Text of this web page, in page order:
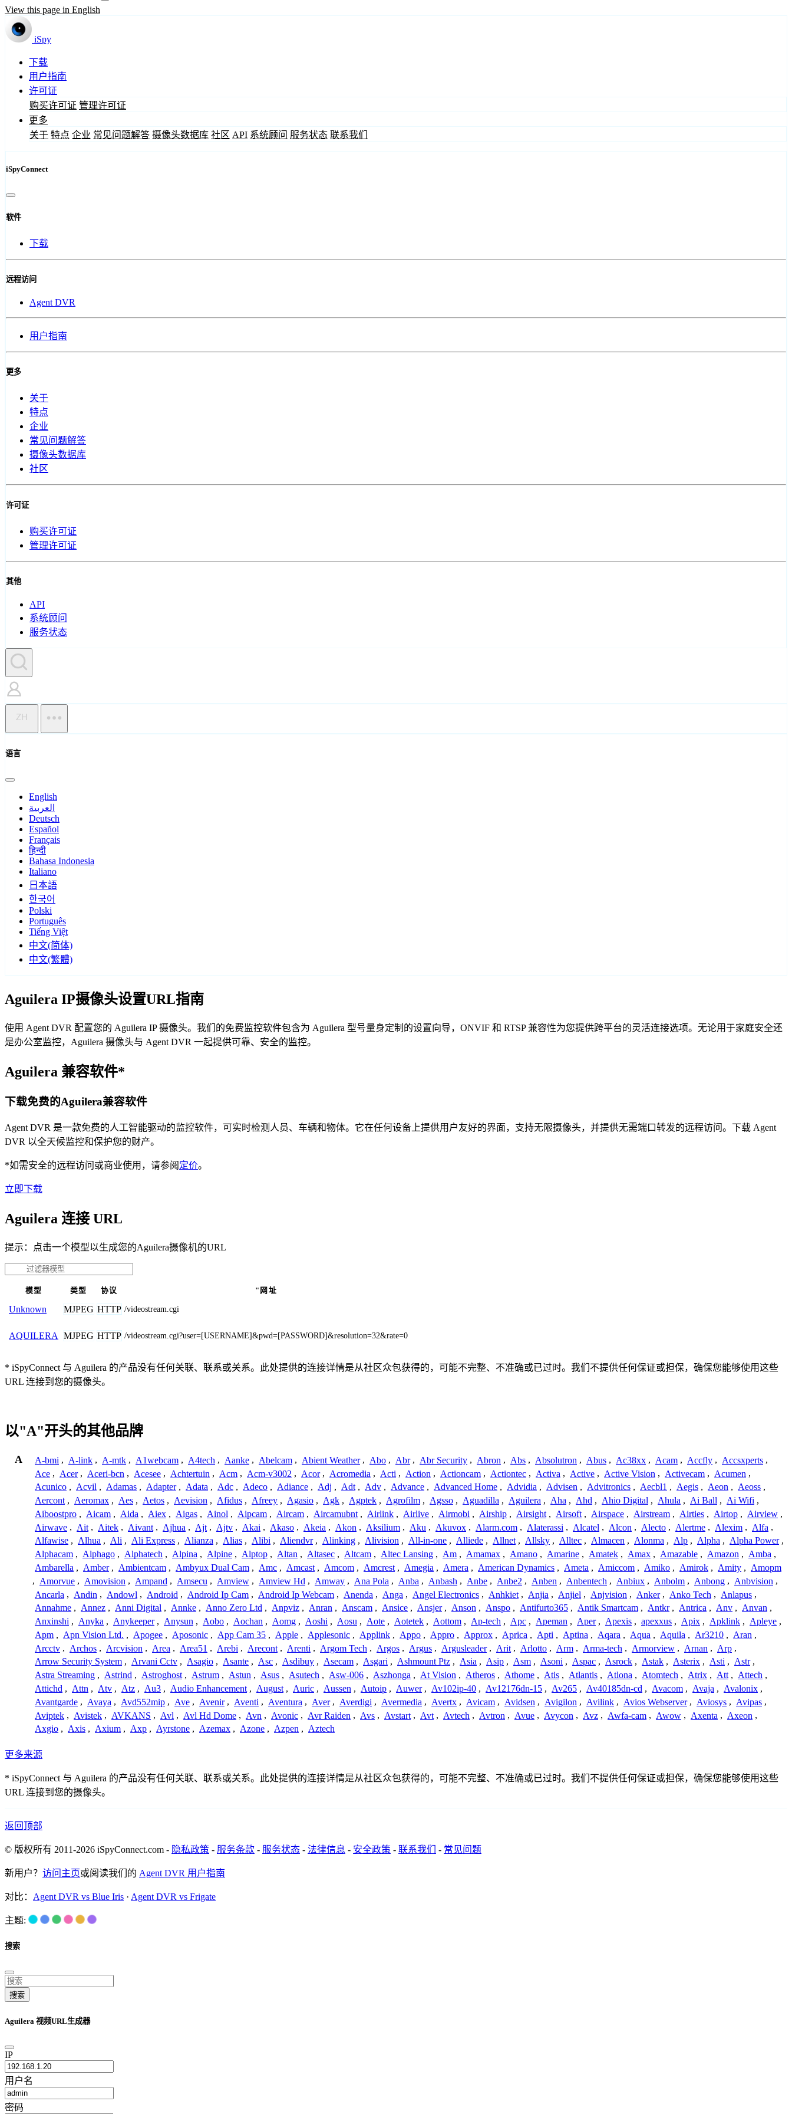
View this page in English
iSpy
下载
用户指南
许可证
购买许可证 管理许可证
更多
关于 特点 企业 常见问题解答 摄像头数据库 社区 API 系统顾问 服务状态 联系我们
iSpyConnect
软件
下载
远程访问
Agent DVR
用户指南
更多
关于
特点
企业
常见问题解答
摄像头数据库
社区
许可证
购买许可证
管理许可证
其他
API
系统顾问
服务状态
ZH
语言
English
العربية
Deutsch
Español
Français
हिन्दी
Bahasa Indonesia
Italiano
日本語
한국어
Polski
Português
Tiếng Việt
中文(简体)
中文(繁體)
Aguilera IP摄像头设置URL指南
使用 Agent DVR 配置您的 Aguilera IP 摄像头。我们的免费监控软件包含为 Aguilera 型号量身定制的设置向导，ONVIF 和 RTSP 兼容性为您提供跨平台的灵活连接选项。无论用于家庭安全还
是办公室监控，Aguilera 摄像头与 Agent DVR 一起提供可靠、安全的监控。
Aguilera 兼容软件*
下载免费的Aguilera兼容软件
Agent DVR 是一款免费的人工智能驱动的监控软件，可实时检测人员、车辆和物体。它在任何设备上提供用户友好的界面，支持无限摄像头，并提供无需端口转发的远程访问。下载 Agent
DVR 以全天候监控和保护您的财产。
*如需安全的远程访问或商业使用，请参阅 定价。
立即下载
Aguilera 连接 URL
提示：点击一个模型以生成您的Aguilera摄像机的URL
模型 类型 协议 "网址
Unknown MJPEG HTTP /videostream.cgi
AQUILERA MJPEG HTTP /videostream.cgi?user=[USERNAME]&pwd=[PASSWORD]&resolution=32&rate=0
* iSpyConnect 与 Aguilera 的产品没有任何关联、联系或关系。此处提供的连接详情是从社区众包获得的，可能不完整、不准确或已过时。我们不提供任何保证或担保，确保您能够使用这些
URL 连接到您的摄像头。
以"A"开头的其他品牌
A A-bmi , A-link , A-mtk , A1webcam , A4tech , Aanke , Abelcam , Abient Weather , Abo , Abr , Abr Security , Abron , Abs , Absolutron , Abus , Ac38xx , Acam , Accfly , Accsxperts ,
Ace , Acer , Aceri-bcn , Acesee , Achtertuin , Acm , Acm-v3002 , Acor , Acromedia , Acti , Action , Actioncam , Actiontec , Activa , Active , Active Vision , Activecam , Acumen ,
Acunico , Acvil , Adamas , Adapter , Adata , Adc , Adeco , Adiance , Adj , Adt , Adv , Advance , Advanced Home , Advidia , Advisen , Advitronics , Aecbl1 , Aegis , Aeon , Aeoss ,
Aercont , Aeromax , Aes , Aetos , Aevision , Afidus , Afreey , Agasio , Agk , Agptek , Agrofilm , Agsso , Aguadilla , Aguilera , Aha , Ahd , Ahio Digital , Ahula , Ai Ball , Ai Wifi ,
Aiboostpro , Aicam , Aida , Aiex , Aigas , Ainol , Aipcam , Aircam , Aircamubnt , Airlink , Airlive , Airmobi , Airship , Airsight , Airsoft , Airspace , Airstream , Airties , Airtop , Airview ,
Airwave , Ait , Aitek , Aivant , Ajhua , Ajt , Ajtv , Akai , Akaso , Akeia , Akon , Aksilium , Aku , Akuvox , Alarm.com , Alaterassi , Alcatel , Alcon , Alecto , Alertme , Alexim , Alfa ,
Alfawise , Alhua , Ali , Ali Express , Alianza , Alias , Alibi , Aliendvr , Alinking , Alivision , All-in-one , Alliede , Allnet , Allsky , Alltec , Almacen , Alonma , Alp , Alpha , Alpha Power ,
Alphacam , Alphago , Alphatech , Alpina , Alpine , Alptop , Altan , Altasec , Altcam , Altec Lansing , Am , Amamax , Amano , Amarine , Amatek , Amax , Amazable , Amazon , Amba ,
Ambarella , Amber , Ambientcam , Ambyux Dual Cam , Amc , Amcast , Amcom , Amcrest , Amegia , Amera , American Dynamics , Ameta , Amiccom , Amiko , Amirok , Amity , Amopm
, Amorvue , Amovision , Ampand , Amsecu , Amview , Amview Hd , Amway , Ana Pola , Anba , Anbash , Anbe , Anbe2 , Anben , Anbentech , Anbiux , Anbolm , Anbong , Anbvision ,
Ancarla , Andin , Andowl , Android , Android Ip Cam , Android Ip Webcam , Anenda , Anga , Angel Electronics , Anhkiet , Anjia , Anjiel , Anjvision , Anker , Anko Tech , Anlapus ,
Annahme , Annez , Anni Digital , Annke , Anno Zero Ltd , Anpviz , Anran , Anscam , Ansice , Ansjer , Anson , Anspo , Antifurto365 , Antik Smartcam , Antkr , Antrica , Anv , Anvan ,
Anxinshi , Anyka , Anykeeper , Anysun , Aobo , Aochan , Aomg , Aoshi , Aosu , Aote , Aotetek , Aottom , Ap-tech , Apc , Apeman , Aper , Apexis , apexxus , Apix , Apklink , Apleye ,
Apm , Apn Vision Ltd. , Apogee , Aposonic , App Cam 35 , Apple , Applesonic , Applink , Appo , Appro , Approx , Aprica , Apti , Aptina , Aqara , Aqua , Aquila , Ar3210 , Aran ,
Arcctv , Archos , Arcvision , Area , Area51 , Arebi , Arecont , Arenti , Argom Tech , Argos , Argus , Argusleader , Arit , Arlotto , Arm , Arma-tech , Armorview , Arnan , Arp ,
Arrow Security System , Arvani Cctv , Asagio , Asante , Asc , Asdibuy , Asecam , Asgari , Ashmount Ptz , Asia , Asip , Asm , Asoni , Aspac , Asrock , Astak , Asterix , Asti , Astr ,
Astra Streaming , Astrind , Astroghost , Astrum , Astun , Asus , Asutech , Asw-006 , Aszhonga , At Vision , Atheros , Athome , Atis , Atlantis , Atlona , Atomtech , Atrix , Att , Attech ,
Attichd , Attn , Atv , Atz , Au3 , Audio Enhancement , August , Auric , Aussen , Autoip , Auwer , Av102ip-40 , Av12176dn-15 , Av265 , Av40185dn-cd , Avacom , Avaja , Avalonix ,
Avantgarde , Avaya , Avd552mip , Ave , Avenir , Aventi , Aventura , Aver , Averdigi , Avermedia , Avertx , Avicam , Avidsen , Avigilon , Avilink , Avios Webserver , Aviosys , Avipas ,
Aviptek , Avistek , AVKANS , Avl , Avl Hd Dome , Avn , Avonic , Avr Raiden , Avs , Avstart , Avt , Avtech , Avtron , Avue , Avycon , Avz , Awfa-cam , Awow , Axenta , Axeon ,
Axgio , Axis , Axium , Axp , Ayrstone , Azemax , Azone , Azpen , Aztech
更多来源
* iSpyConnect 与 Aguilera 的产品没有任何关联、联系或关系。此处提供的连接详情是从社区众包获得的，可能不完整、不准确或已过时。我们不提供任何保证或担保，确保您能够使用这些
URL 连接到您的摄像头。
返回顶部
© 版权所有 2011-2026 iSpyConnect.com - 隐私政策 - 服务条款 - 服务状态 - 法律信息 - 安全政策 - 联系我们 - 常见问题
新用户？ 访问主页或阅读我们的 Agent DVR 用户指南
对比： Agent DVR vs Blue Iris · Agent DVR vs Frigate
主题:
搜索
搜索
Aguilera 视频URL生成器
IP
用户名
密码